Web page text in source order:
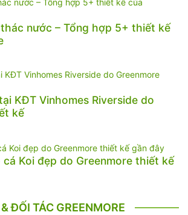
nước – Tổng hợp 5+ thiết kế
KĐT Vinhomes Riverside do
kế
cá Koi đẹp do Greenmore thiết kế
ĐỐI TÁC GREENMORE